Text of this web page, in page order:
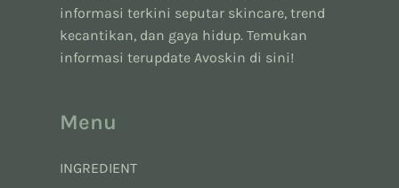
informasi terkini seputar skincare, trend
kecantikan, dan gaya hidup. Temukan
informasi terupdate Avoskin di sini!
Menu
INGREDIENT